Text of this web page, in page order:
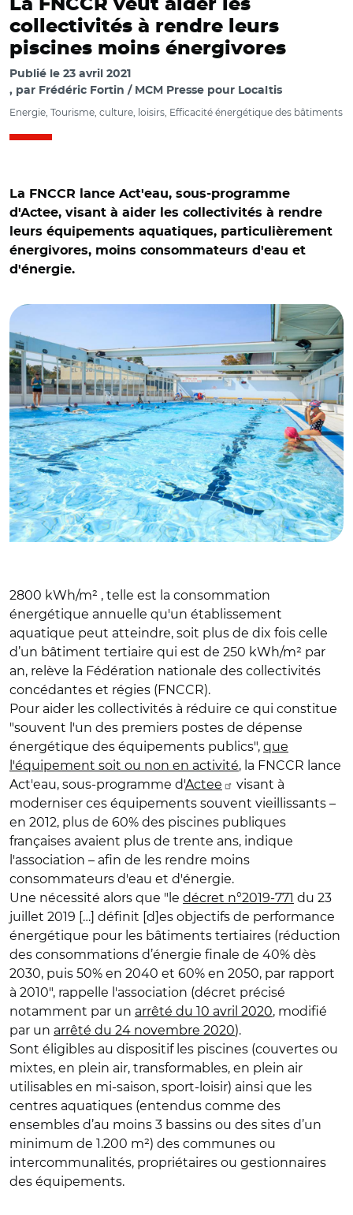
La FNCCR veut aider les
collectivités à rendre leurs
piscines moins énergivores
Publié le 23 avril 2021
par Frédéric Fortin / MCM Presse pour Localtis
Energie, Tourisme, culture, loisirs, Efficacité énergétique des bâtiments
La FNCCR lance Act'eau, sous-programme
d'Actee, visant à aider les collectivités à rendre
leurs équipements aquatiques, particulièrement
énergivores, moins consommateurs d'eau et
d'énergie.
2800 kWh/m² , telle est la consommation
énergétique annuelle qu'un établissement
aquatique peut atteindre, soit plus de dix fois celle
d’un bâtiment tertiaire qui est de 250 kWh/m² par
an, relève la Fédération nationale des collectivités
concédantes et régies (FNCCR).
Pour aider les collectivités à réduire ce qui constitue
"souvent l'un des premiers postes de dépense
énergétique des équipements publics", que
l'équipement soit ou non en activité, la FNCCR lance
Act'eau, sous-programme d'Actee
visant à
moderniser ces équipements souvent vieillissants –
en 2012, plus de 60% des piscines publiques
françaises avaient plus de trente ans, indique
l'association – afin de les rendre moins
consommateurs d'eau et d'énergie.
Une nécessité alors que "le décret n°2019-771 du 23
juillet 2019 […] définit [d]es objectifs de performance
énergétique pour les bâtiments tertiaires (réduction
des consommations d’énergie finale de 40% dès
2030, puis 50% en 2040 et 60% en 2050, par rapport
à 2010", rappelle l'association (décret précisé
notamment par un arrêté du 10 avril 2020, modifié
par un arrêté du 24 novembre 2020).
Sont éligibles au dispositif les piscines (couvertes ou
mixtes, en plein air, transformables, en plein air
utilisables en mi-saison, sport-loisir) ainsi que les
centres aquatiques (entendus comme des
ensembles d’au moins 3 bassins ou des sites d’un
minimum de 1.200 m²) des communes ou
intercommunalités, propriétaires ou gestionnaires
des équipements.